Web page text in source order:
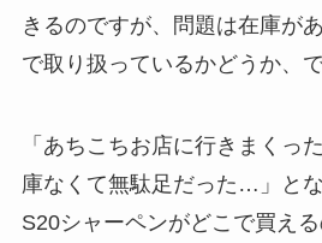
きるのですが、問題は在庫が
で取り扱っているかどうか、で
「あちこちお店に行きまくっ
庫なくて無駄足だった…」とな
S20シャーペンがどこで買え